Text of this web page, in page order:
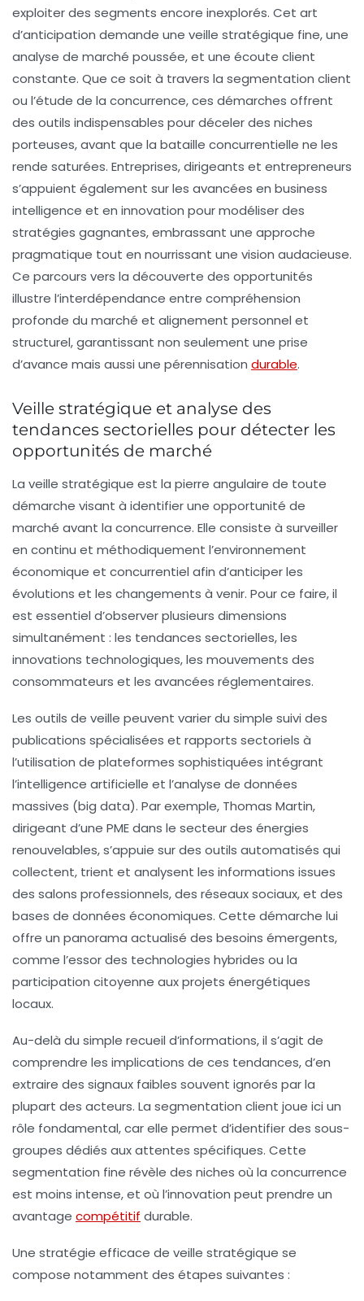
exploiter des segments encore inexplorés. Cet art
d’anticipation demande une veille stratégique fine, une
analyse de marché poussée, et une écoute client
constante. Que ce soit à travers la segmentation client
ou l’étude de la concurrence, ces démarches offrent
des outils indispensables pour déceler des niches
porteuses, avant que la bataille concurrentielle ne les
rende saturées. Entreprises, dirigeants et entrepreneurs
s’appuient également sur les avancées en business
intelligence et en innovation pour modéliser des
stratégies gagnantes, embrassant une approche
pragmatique tout en nourrissant une vision audacieuse.
Ce parcours vers la découverte des opportunités
illustre l’interdépendance entre compréhension
profonde du marché et alignement personnel et
structurel, garantissant non seulement une prise
d’avance mais aussi une pérennisation durable.
Veille stratégique et analyse des
tendances sectorielles pour détecter les
opportunités de marché
La veille stratégique est la pierre angulaire de toute
démarche visant à identifier une opportunité de
marché avant la concurrence. Elle consiste à surveiller
en continu et méthodiquement l’environnement
économique et concurrentiel afin d’anticiper les
évolutions et les changements à venir. Pour ce faire, il
est essentiel d’observer plusieurs dimensions
simultanément : les tendances sectorielles, les
innovations technologiques, les mouvements des
consommateurs et les avancées réglementaires.
Les outils de veille peuvent varier du simple suivi des
publications spécialisées et rapports sectoriels à
l’utilisation de plateformes sophistiquées intégrant
l’intelligence artificielle et l’analyse de données
massives (big data). Par exemple, Thomas Martin,
dirigeant d’une PME dans le secteur des énergies
renouvelables, s’appuie sur des outils automatisés qui
collectent, trient et analysent les informations issues
des salons professionnels, des réseaux sociaux, et des
bases de données économiques. Cette démarche lui
offre un panorama actualisé des besoins émergents,
comme l’essor des technologies hybrides ou la
participation citoyenne aux projets énergétiques
locaux.
Au-delà du simple recueil d’informations, il s’agit de
comprendre les implications de ces tendances, d’en
extraire des signaux faibles souvent ignorés par la
plupart des acteurs. La segmentation client joue ici un
rôle fondamental, car elle permet d’identifier des sous-
groupes dédiés aux attentes spécifiques. Cette
segmentation fine révèle des niches où la concurrence
est moins intense, et où l’innovation peut prendre un
avantage compétitif durable.
Une stratégie efficace de veille stratégique se
compose notamment des étapes suivantes :